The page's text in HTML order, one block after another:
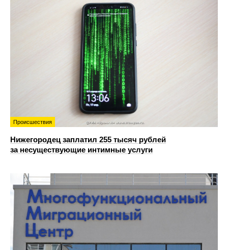
Происшествия
Нижегородец заплатил 255 тысяч рублей
за несуществующие интимные услуги